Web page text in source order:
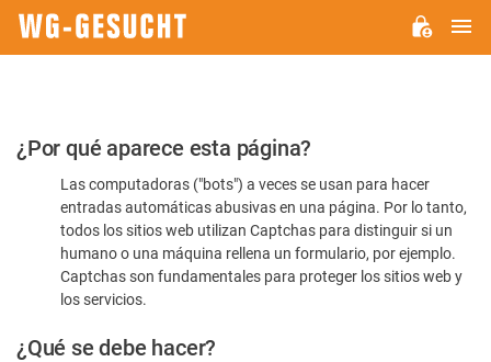
Por
favor,
confirme
humano
¿Por qué aparece esta página?
Las computadoras ("bots") a veces se usan para hacer
entradas automáticas abusivas en una página. Por lo tanto,
todos los sitios web utilizan Captchas para distinguir si un
humano o una máquina rellena un formulario, por ejemplo.
Captchas son fundamentales para proteger los sitios web y
los servicios.
¿Qué se debe hacer?